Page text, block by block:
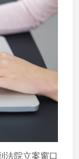
院立案窗口